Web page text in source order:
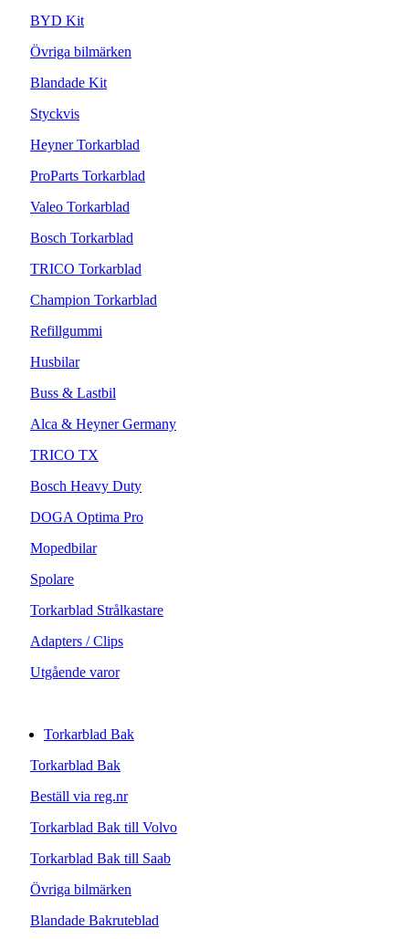
BYD Kit
Övriga bilmärken
Blandade Kit
Styckvis
Heyner Torkarblad
ProParts Torkarblad
Valeo Torkarblad
Bosch Torkarblad
TRICO Torkarblad
Champion Torkarblad
Refillgummi
Husbilar
Buss & Lastbil
Alca & Heyner Germany
TRICO TX
Bosch Heavy Duty
DOGA Optima Pro
Mopedbilar
Spolare
Torkarblad Strålkastare
Adapters / Clips
Utgående varor
Torkarblad Bak
Torkarblad Bak
Beställ via reg.nr
Torkarblad Bak till Volvo
Torkarblad Bak till Saab
Övriga bilmärken
Blandade Bakruteblad